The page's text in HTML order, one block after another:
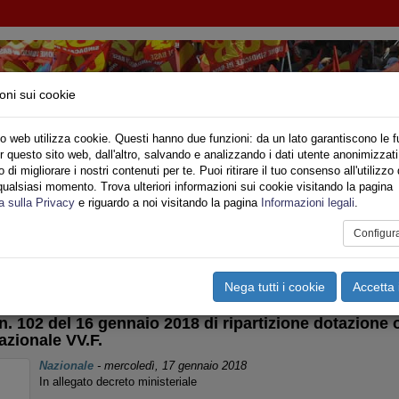
SINDACALE DI BASE SETTORE VIGILI DEL
Privato Territori Sociale Speciali Multimedia
102 del 16 gennaio 2018 di ripartizione dotazione
VV.F.
Nazionale- mercoledì, 17 gennaio 2018
In allegato decreto ministeriale
sui cookie
web utilizza cookie. Questi hanno due funzioni: da un lato garantiscono le
questo sito web, dall'altro, salvando e analizzando i dati utente
di migliorare i nostri contenuti per te. Puoi ritirare il tuo consenso all'utilizzo
momento. Trova ulteriori informazioni sui cookie visitando la pagina
sulla Privacy e riguardo a noi visitando la pagina Informazioni legali.
Nega tutti i cookie Accetta